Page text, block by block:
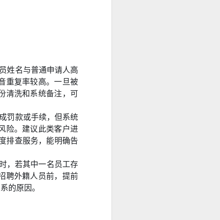
姓名与普通申请人高
重复率较高。一旦被
清洗和系统备注，可
罚款或手续，但系统
险。建议此类客户进
排查服务，能明确告
，若其中一名员工存
聘外籍人员前，提前
的原因。